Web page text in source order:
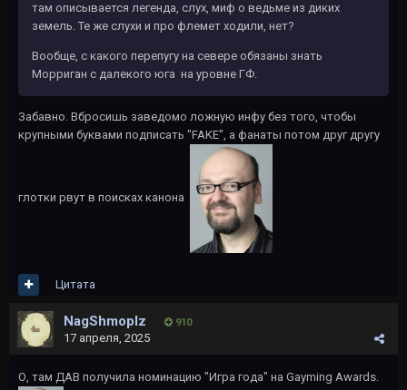
там описывается легенда, слух, миф о ведьме из диких
земель. Те же слухи и про флемет ходили, нет?
Вообще, с какого перепугу на севере обязаны знать
Морриган с далекого юга на уровне ГФ.
Забавно. Вбросишь заведомо ложную инфу без того, чтобы
крупными буквами подписать "FAKE", а фанаты потом друг другу
глотки рвут в поисках канона
Цитата
NagShmoplz 910
17 апреля, 2025
О, там ДАВ получила номинацию "Игра года" на Gayming Awards.